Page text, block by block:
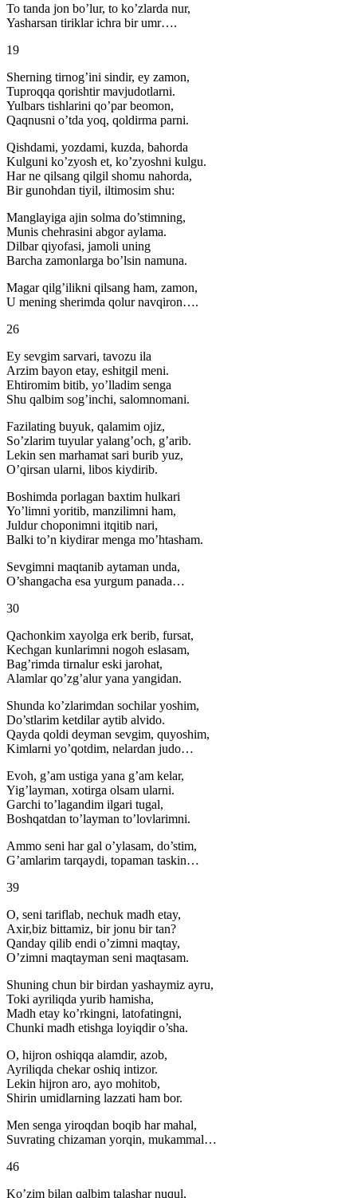
To tanda jon bo’lur, to ko’zlarda nur,
Yasharsan tiriklar ichra bir umr….
19
Sherning tirnog’ini sindir, ey zamon,
Tuproqqa qorishtir mavjudotlarni.
Yulbars tishlarini qo’par beomon,
Qaqnusni o’tda yoq, qoldirma parni.
Qishdami, yozdami, kuzda, bahorda
Kulguni ko’zyosh et, ko’zyoshni kulgu.
Har ne qilsang qilgil shomu nahorda,
Bir gunohdan tiyil, iltimosim shu:
Manglayiga ajin solma do’stimning,
Munis chehrasini abgor aylama.
Dilbar qiyofasi, jamoli uning
Barcha zamonlarga bo’lsin namuna.
Magar qilg’ilikni qilsang ham, zamon,
U mening sherimda qolur navqiron….
26
Ey sevgim sarvari, tavozu ila
Arzim bayon etay, eshitgil meni.
Ehtiromim bitib, yo’lladim senga
Shu qalbim sog’inchi, salomnomani.
Fazilating buyuk, qalamim ojiz,
So’zlarim tuyular yalang’och, g’arib.
Lekin sen marhamat sari burib yuz,
O’qirsan ularni, libos kiydirib.
Boshimda porlagan baxtim hulkari
Yo’limni yoritib, manzilimni ham,
Juldur choponimni itqitib nari,
Balki to’n kiydirar menga mo’htasham.
Sevgimni maqtanib aytaman unda,
O’shangacha esa yurgum panada…
30
Qachonkim xayolga erk berib, fursat,
Kechgan kunlarimni nogoh eslasam,
Bag’rimda tirnalur eski jarohat,
Alamlar qo’zg’alur yana yangidan.
Shunda ko’zlarimdan sochilar yoshim,
Do’stlarim ketdilar aytib alvido.
Qayda qoldi deyman sevgim, quyoshim,
Kimlarni yo’qotdim, nelardan judo…
Evoh, g’am ustiga yana g’am kelar,
Yig’layman, xotirga olsam ularni.
Garchi to’lagandim ilgari tugal,
Boshqatdan to’layman to’lovlarimni.
Ammo seni har gal o’ylasam, do’stim,
G’amlarim tarqaydi, topaman taskin…
39
O, seni tariflab, nechuk madh etay,
Axir,biz bittamiz, bir jonu bir tan?
Qanday qilib endi o’zimni maqtay,
O’zimni maqtayman seni maqtasam.
Shuning chun bir birdan yashaymiz ayru,
Toki ayriliqda yurib hamisha,
Madh etay ko’rkingni, latofatingni,
Chunki madh etishga loyiqdir o’sha.
O, hijron oshiqqa alamdir, azob,
Ayriliqda chekar oshiq intizor.
Lekin hijron aro, ayo mohitob,
Shirin umidlarning lazzati ham bor.
Men senga yiroqdan boqib har mahal,
Suvrating chizaman yorqin, mukammal…
46
Ko’zim bilan qalbim talashar nuqul,